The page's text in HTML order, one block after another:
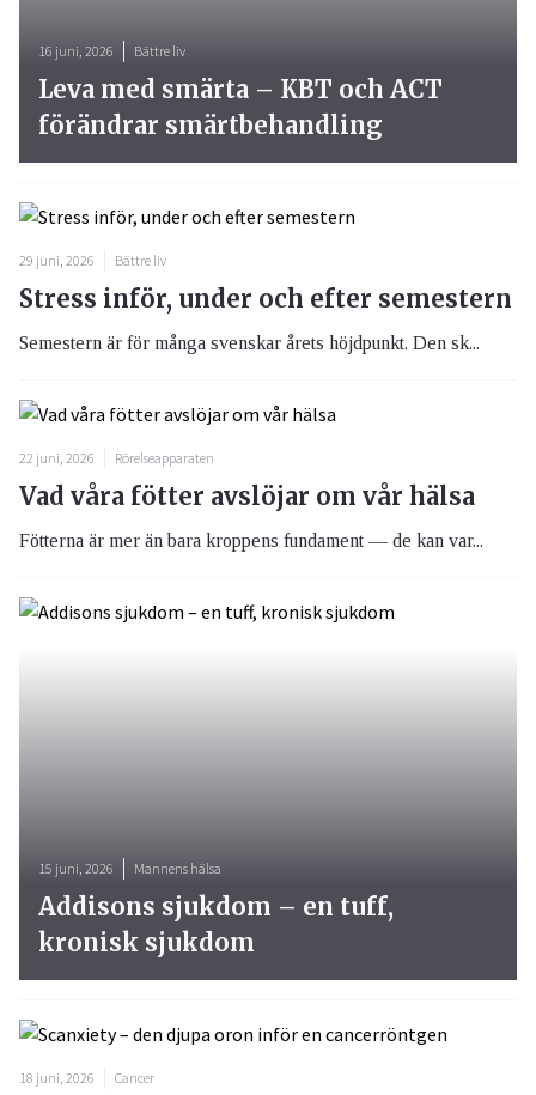
29 juni, 2026 Bättre liv
Stress inför, under och efter semestern
Semestern är för många svenskar årets höjdpunkt. Den sk...
22 juni, 2026 Rörelseapparaten
Vad våra fötter avslöjar om vår hälsa
Fötterna är mer än bara kroppens fundament — de kan var...
16 juni, 2026 Bättre liv
Leva med smärta – KBT och ACT
förändrar smärtbehandling
15 juni, 2026 Mannens hälsa
Addisons sjukdom – en tuff,
kronisk sjukdom
18 juni, 2026 Cancer